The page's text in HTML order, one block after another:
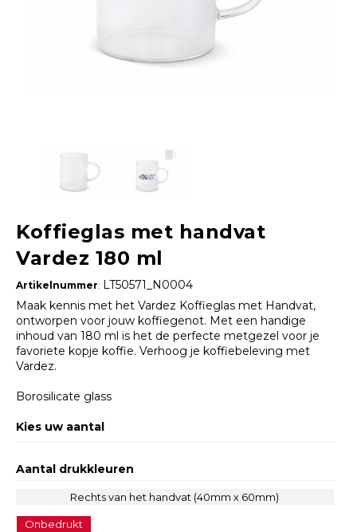
Koffieglas met handvat
Vardez 180 ml
Artikelnummer: LT50571_N0004
Maak kennis met het Vardez Koffieglas met Handvat,
ontworpen voor jouw koffiegenot. Met een handige
inhoud van 180 ml is het de perfecte metgezel voor je
favoriete kopje koffie. Verhoog je koffiebeleving met
Vardez.
Borosilicate glass
Kies uw aantal
Aantal drukkleuren
Rechts van het handvat (40mm x 60mm)
Onbedrukt